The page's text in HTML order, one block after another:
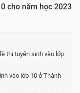
cho năm học 2023
thi tuyển sinh vào lớp
vào lớp 10 ở Thành